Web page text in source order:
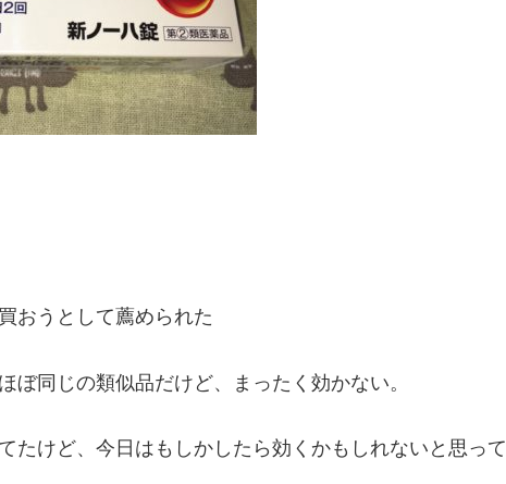
おうとして薦められた
ぼ同じの類似品だけど、まったく効かない。
たけど、今日はもしかしたら効くかもしれないと思って